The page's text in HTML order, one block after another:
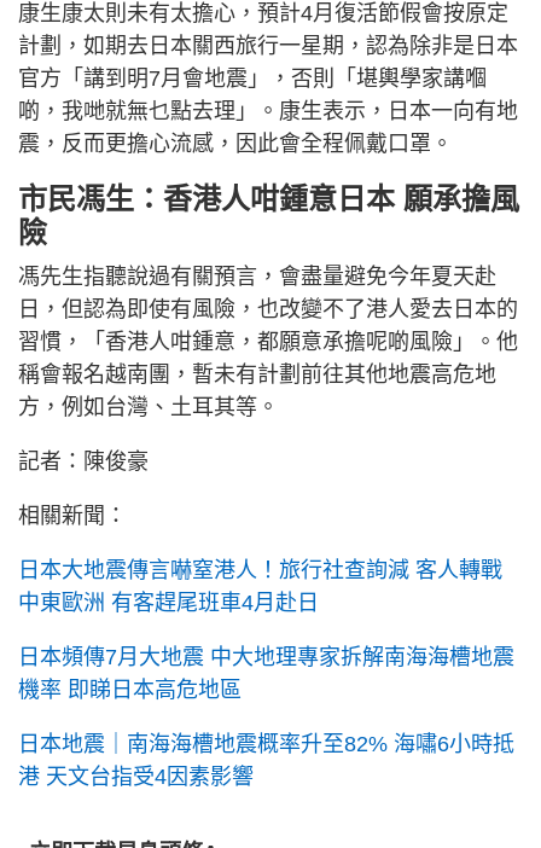
康生康太則未有太擔心，預計4月復活節假會按原定
計劃，如期去日本關西旅行一星期，認為除非是日本
官方「講到明7月會地震」，否則「堪輿學家講嗰
啲，我哋就無乜點去理」。康生表示，日本一向有地
震，反而更擔心流感，因此會全程佩戴口罩。
市民馮生：香港人咁鍾意日本 願承擔風
險
馮先生指聽說過有關預言，會盡量避免今年夏天赴
日，但認為即使有風險，也改變不了港人愛去日本的
習慣，「香港人咁鍾意，都願意承擔呢啲風險」。他
稱會報名越南團，暫未有計劃前往其他地震高危地
方，例如台灣、土耳其等。
記者：陳俊豪
相關新聞：
日本大地震傳言嚇窒港人！旅行社查詢減 客人轉戰
中東歐洲 有客趕尾班車4月赴日
日本頻傳7月大地震 中大地理專家拆解南海海槽地震
機率 即睇日本高危地區
日本地震｜南海海槽地震概率升至82% 海嘯6小時抵
港 天文台指受4因素影響